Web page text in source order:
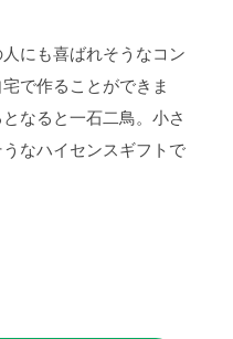
にも喜ばれそうなコン
で作ることができま
なると一石二鳥。小さ
なハイセンスギフトで